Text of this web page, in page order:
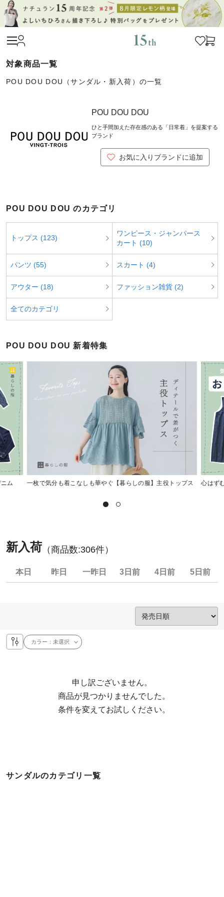
POU DOU DOU（サンダル・新入荷）の一覧
POU DOU DOU
ひと手間加えた存在感のある「日常着」を提案する
ブランド
お気に入りブランドに追加
POU DOU DOU のカテゴリ
トップス (123)
ワンピース・ジャンパース
カート (10)
パンツ (55) スカート (4)
アウター (18) ファッション雑貨 (2)
全てのカテゴリ
POU DOU DOU 新着特集
ム 一枚で気分も着こなしも華やぐ【暮らしの服】主役トップス 心はず
新入荷 （商品数:306件）
本日 昨日 一昨日 3日前 4日前 5日前
カラー：未選択
申し訳ございません。
  条件を変えてお試しください。
サンダルのカテゴリ一覧